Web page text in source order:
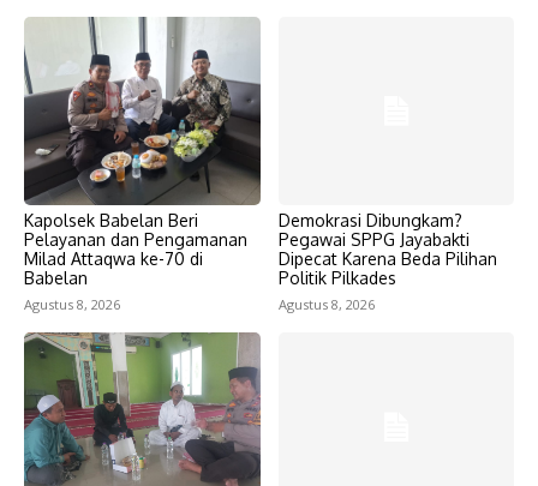
Kapolsek Babelan Beri
Pelayanan dan Pengamanan
Milad Attaqwa ke-70 di
Babelan
Agustus 8, 2026
Demokrasi Dibungkam?
Pegawai SPPG Jayabakti
Dipecat Karena Beda Pilihan
Politik Pilkades
Agustus 8, 2026